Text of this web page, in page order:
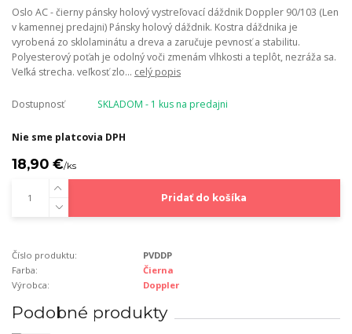
Oslo AC - čierny pánsky holový vystreľovací dáždnik Doppler 90/103 (Len
v kamennej predajni) Pánsky holový dáždnik. Kostra dáždnika je
vyrobená zo sklolaminátu a dreva a zaručuje pevnosť a stabilitu.
Polyesterový poťah je odolný voči zmenám vlhkosti a teplôt, nezráža sa.
Veľká strecha. veľkosť zlo... celý popis
Dostupnosť SKLADOM - 1 kus na predajni
Nie sme platcovia DPH
18,90 €/ks
Pridať do košíka
Číslo produktu:
PVDDP
Farba:
Čierna
Výrobca:
Doppler
Podobné produkty